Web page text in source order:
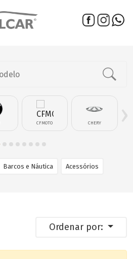
CFMOTO CHERY ›
Barcos e Náutica Acessórios
Ordenar por: